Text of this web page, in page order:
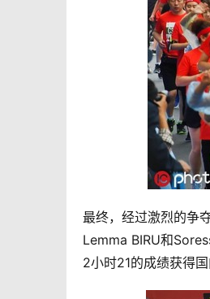
最终，经过激烈的争
Lemma BIRU和
2小时21的成绩获得